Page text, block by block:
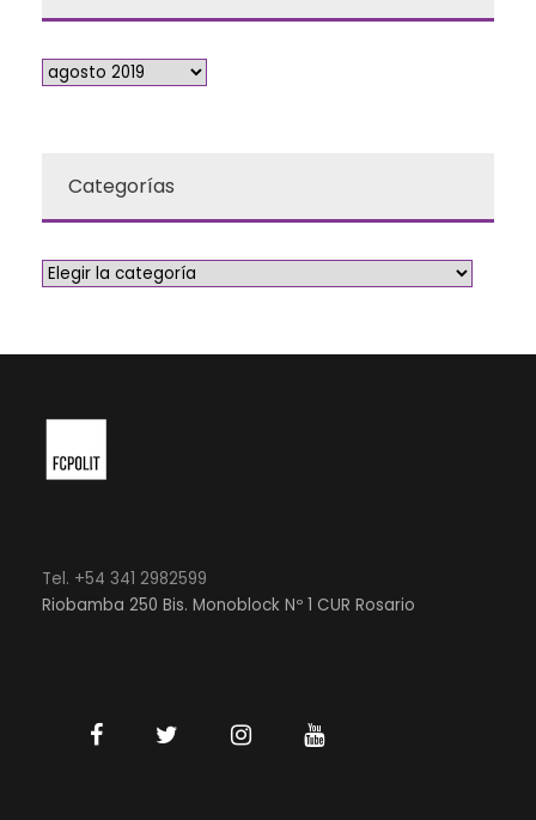
Categorías
Tel. +54 341 2982599
Riobamba 250 Bis. Monoblock Nº 1 CUR Rosario